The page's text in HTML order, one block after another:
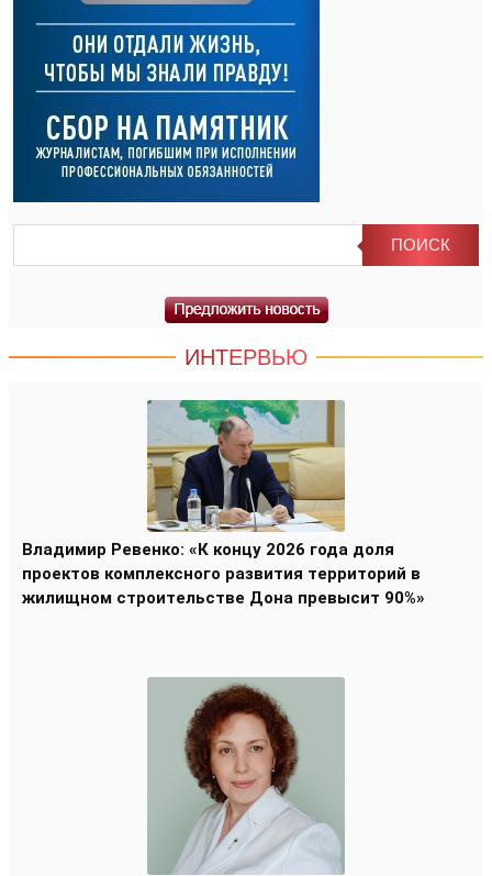
ИНТЕРВЬЮ
Владимир Ревенко: «К концу 2026 года доля
проектов комплексного развития территорий в
жилищном строительстве Дона превысит 90%»